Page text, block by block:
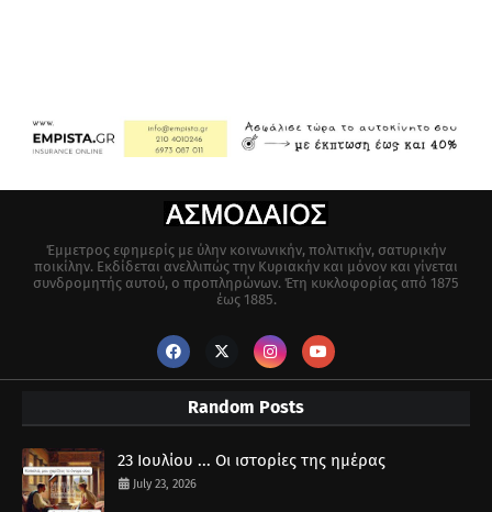
Έμμετρος εφημερίς με ύλην κοινωνικήν, πολιτικήν, σατυρικήν
ποικίλην. Εκδίδεται ανελλιπώς την Κυριακήν και μόνον και γίνεται
συνδρομητής αυτού, ο προπληρώνων. Έτη κυκλοφορίας από 1875
έως 1885.
Random Posts
23 Ιουλίου ... Οι ιστορίες της ημέρας
July 23, 2026